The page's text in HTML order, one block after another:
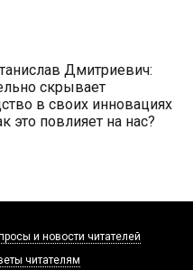
Дмитриевич:
скрывает
в своих инновациях
это повлияет на нас?
и новости читателей
читателям